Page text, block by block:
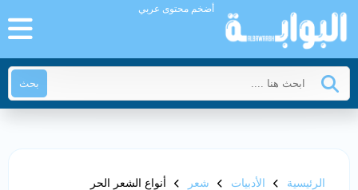
أضخم محتوى عربي
بحث
الرئيسية الأدبيات شعر أنواع الشعر الحر